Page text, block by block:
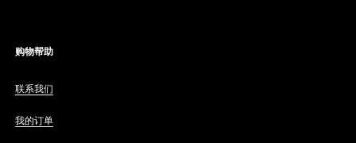
购物帮助
联系我们
我的订单